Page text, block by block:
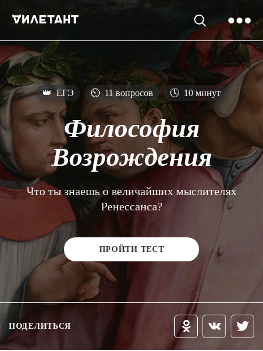
👑 ЕГЭ ⏲ 11 вопросов 🕓 10 минут
Философия
Возрождения
Что ты знаешь о величайших мыслителях
Ренессанса?
ПРОЙТИ ТЕСТ
ПОДЕЛИТЬСЯ